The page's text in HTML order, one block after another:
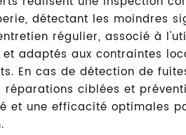
détectant les moindres
régulier, associé à
et adaptés aux contraintes
En cas de détection de
réparations ciblées et
et une efficacité optimales